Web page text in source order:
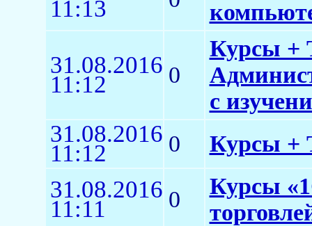
11:13
31.08.2016
11:12 0
Курсы +
с
31.08.2016
11:12 0 Курсы +
31.08.2016
11:11 0
Курсы